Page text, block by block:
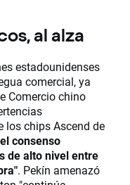
al alza
estadounidenses
comercial, ya
Comercio chino
los chips Ascend de
consenso
de alto nivel entre
. Pekín amenazó